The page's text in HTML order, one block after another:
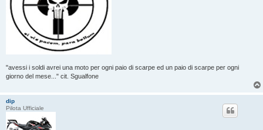
"avessi i soldi avrei una moto per ogni paio di scarpe ed un paio di scarpe per ogni
giorno del mese..." cit. Sgualfone
dip
Pilota Ufficiale